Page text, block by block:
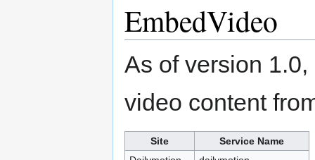
EmbedVideo
As of version
video content
Site
Service Name